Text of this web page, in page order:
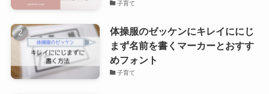
子育て
体操服のゼッケンにキレイににじ
まず名前を書くマーカーとおすす
めフォント
子育て